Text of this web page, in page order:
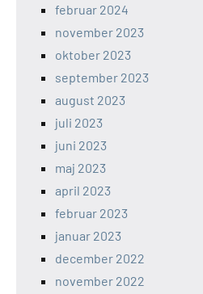
februar 2024
november 2023
oktober 2023
september 2023
august 2023
juli 2023
juni 2023
maj 2023
april 2023
februar 2023
januar 2023
december 2022
november 2022